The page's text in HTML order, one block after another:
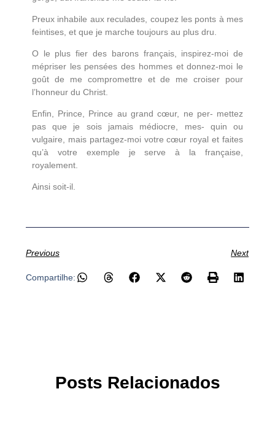
Preux inhabile aux reculades, coupez les ponts à mes
feintises, et que je marche toujours au plus dru.
O le plus fier des barons français, inspirez-moi de
mépriser les pensées des hommes et donnez-moi le
goût de me compromettre et de me croiser pour
l’honneur du Christ.
Enfin, Prince, Prince au grand cœur, ne per- mettez
pas que je sois jamais médiocre, mes- quin ou
vulgaire, mais partagez-moi votre cœur royal et faites
qu’à votre exemple je serve à la française,
royalement.
Ainsi soit-il.
Previous Next
Compartilhe:
Posts Relacionados